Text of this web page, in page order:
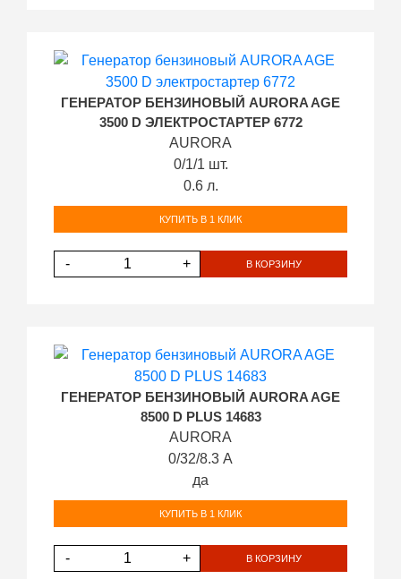
ГЕНЕРАТОР БЕНЗИНОВЫЙ AURORA AGE
3500 D ЭЛЕКТРОСТАРТЕР 6772
AURORA
0/1/1 шт.
0.6 л.
КУПИТЬ В 1 КЛИК
- + В КОРЗИНУ
ГЕНЕРАТОР БЕНЗИНОВЫЙ AURORA AGE
8500 D PLUS 14683
AURORA
0/32/8.3 А
да
КУПИТЬ В 1 КЛИК
- + В КОРЗИНУ